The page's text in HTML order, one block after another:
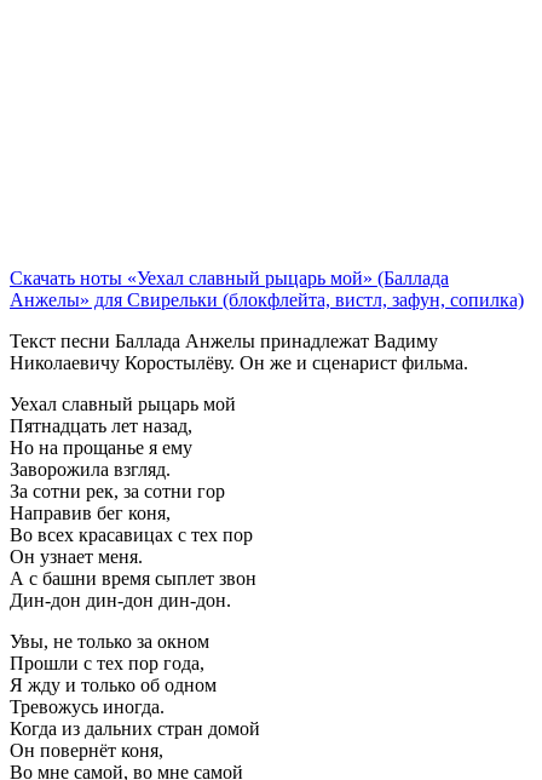
Скачать ноты «Уехал славный рыцарь мой» (Баллада
Анжелы» для Свирельки (блокфлейта, вистл, зафун, сопилка)
Текст песни Баллада Анжелы принадлежат Вадиму
Николаевичу Коростылёву. Он же и сценарист фильма.
Уехал славный рыцарь мой
Пятнадцать лет назад,
Но на прощанье я ему
Заворожила взгляд.
За сотни рек, за сотни гор
Направив бег коня,
Во всех красавицах с тех пор
Он узнает меня.
А с башни время сыплет звон
Дин-дон дин-дон дин-дон.
Увы, не только за окном
Прошли с тех пор года,
Я жду и только об одном
Тревожусь иногда.
Когда из дальних стран домой
Он повернёт коня,
Во мне самой, во мне самой